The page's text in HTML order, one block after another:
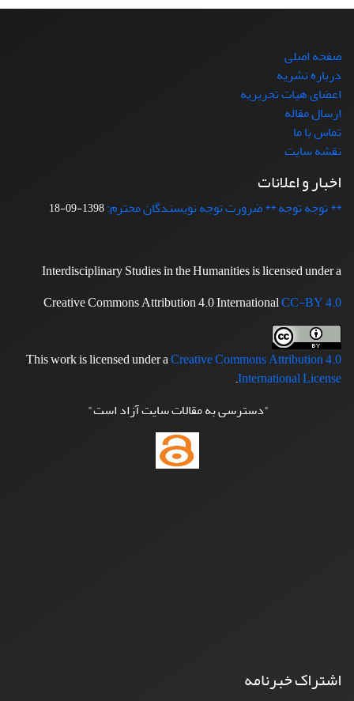
صفحه اصلی
درباره نشریه
اعضای هیات تحریریه
ارسال مقاله
تماس با ما
نقشه سایت
اخبار و اعلانات
** توجه توجه ** ضرورت توجه نویسندگان محترم:1398-09-18
Interdisciplinary Studies in the Humanities is licensed under a
Creative Commons Attribution 4.0 InternationalCC-BY 4.0
This work is licensed under aCreative Commons Attribution 4.0
International License
.
"دسترسی به مقالات سایت آزاد است"
اشتراک خبرنامه